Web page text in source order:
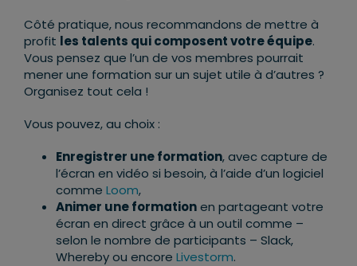
Côté pratique, nous recommandons de mettre à
profit les talents qui composent votre équipe.
Vous pensez que l’un de vos membres pourrait
mener une formation sur un sujet utile à d’autres ?
Organisez tout cela !
Vous pouvez, au choix :
Enregistrer une formation, avec capture de
l’écran en vidéo si besoin, à l’aide d’un logiciel
comme Loom,
Animer une formationen partageant votre
écran en direct grâce à un outil comme –
selon le nombre de participants – Slack,
Whereby ou encore Livestorm.